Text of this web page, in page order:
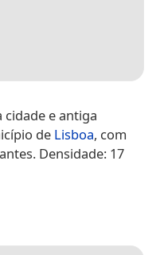
cidade e antiga
de Lisboa, com
Densidade: 17